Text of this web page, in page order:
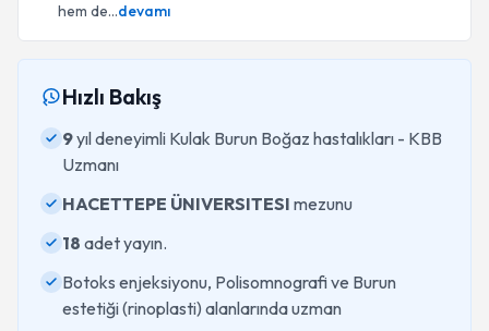
hem de...devamı
Hızlı Bakış
9yıl deneyimli Kulak Burun Boğaz hastalıkları - KBB
Uzmanı
HACETTEPE ÜNIVERSITESI mezunu
18 adet yayın.
Botoks enjeksiyonu, Polisomnografi ve Burun
estetiği (rinoplasti) alanlarında uzman